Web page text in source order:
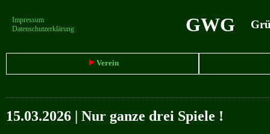
Impressum
Datenschutzerklärung
GWG
Verein
15.03.2026 | Nur ganze drei Spiele !